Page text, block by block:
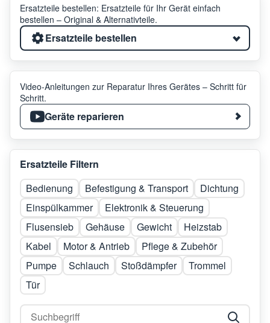
Ersatzteile bestellen: Ersatzteile für Ihr Gerät einfach
bestellen – Original & Alternativteile.
Ersatzteile bestellen
Video-Anleitungen zur Reparatur Ihres Gerätes – Schritt für
Schritt.
Geräte reparieren
Ersatzteile Filtern
Bedienung
Befestigung & Transport
Dichtung
Einspülkammer
Elektronik & Steuerung
Flusensieb
Gehäuse Gewicht
Heizstab
Kabel
Motor & Antrieb
Pflege & Zubehör
Pumpe
Schlauch Stoßdämpfer
Trommel
Tür